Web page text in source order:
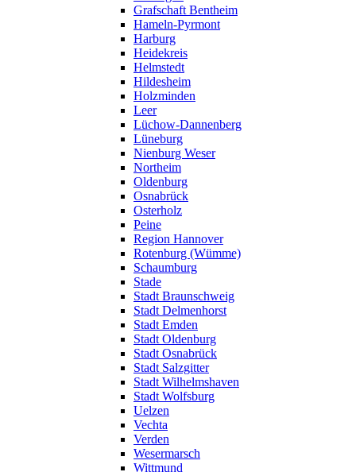
Grafschaft Bentheim
Hameln-Pyrmont
Harburg
Heidekreis
Helmstedt
Hildesheim
Holzminden
Leer
Lüchow-Dannenberg
Lüneburg
Nienburg Weser
Northeim
Oldenburg
Osnabrück
Osterholz
Peine
Region Hannover
Rotenburg (Wümme)
Schaumburg
Stade
Stadt Braunschweig
Stadt Delmenhorst
Stadt Emden
Stadt Oldenburg
Stadt Osnabrück
Stadt Salzgitter
Stadt Wilhelmshaven
Stadt Wolfsburg
Uelzen
Vechta
Verden
Wesermarsch
Wittmund